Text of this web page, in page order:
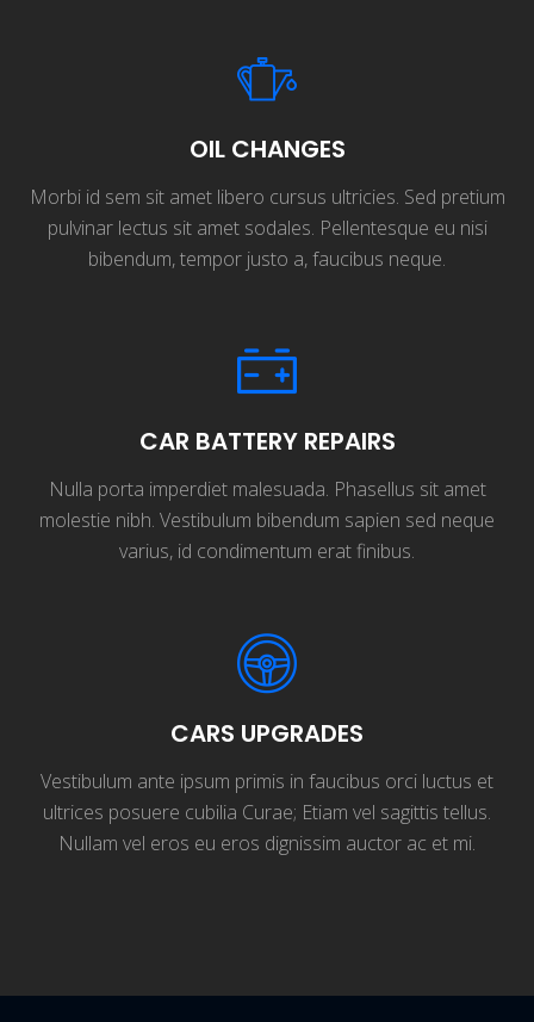
OIL CHANGES
Morbi id sem sit amet libero cursus ultricies. Sed pretium
pulvinar lectus sit amet sodales. Pellentesque eu nisi
bibendum, tempor justo a, faucibus neque.
CAR BATTERY REPAIRS
Nulla porta imperdiet malesuada. Phasellus sit amet
molestie nibh. Vestibulum bibendum sapien sed neque
varius, id condimentum erat finibus.
CARS UPGRADES
Vestibulum ante ipsum primis in faucibus orci luctus et
ultrices posuere cubilia Curae; Etiam vel sagittis tellus.
Nullam vel eros eu eros dignissim auctor ac et mi.